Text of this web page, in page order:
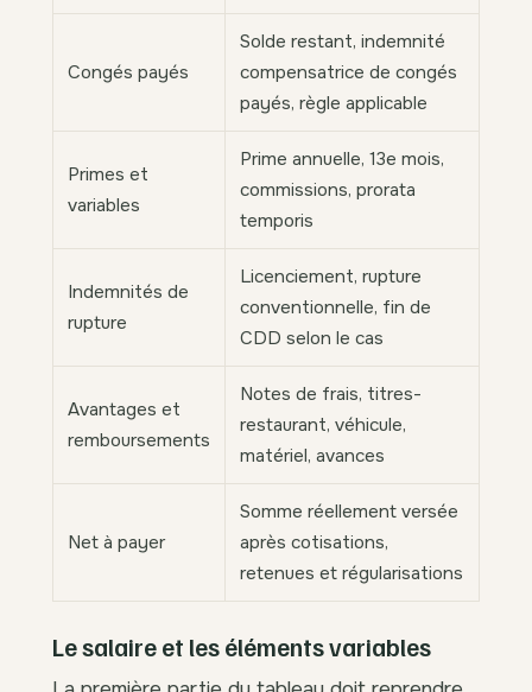
Congés payés
Solde restant, indemnité
compensatrice de congés
payés, règle applicable
Primes et
variables
Prime annuelle, 13e mois,
commissions, prorata
temporis
Indemnités de
rupture
Licenciement, rupture
conventionnelle, fin de
CDD selon le cas
Avantages et
remboursements
Notes de frais, titres-
restaurant, véhicule,
matériel, avances
Net à payer
Somme réellement versée
après cotisations,
retenues et régularisations
Le salaire et les éléments variables